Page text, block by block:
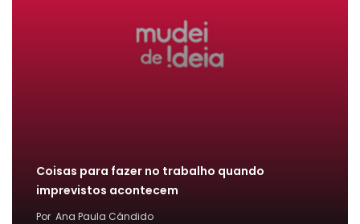
Coisas para fazer no trabalho quando
imprevistos acontecem
Por Ana Paula Cândido